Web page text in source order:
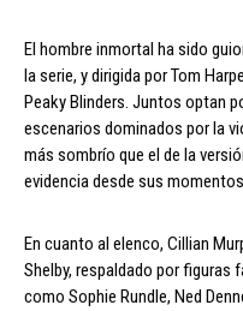
El hombre inmortal ha sido
la serie, y dirigida por Tom
Peaky Blinders. Juntos optan
escenarios dominados por la
más sombrío que el de la
evidencia desde sus
En cuanto al elenco, Cillian
Shelby, respaldado por figuras
como Sophie Rundle, Ned